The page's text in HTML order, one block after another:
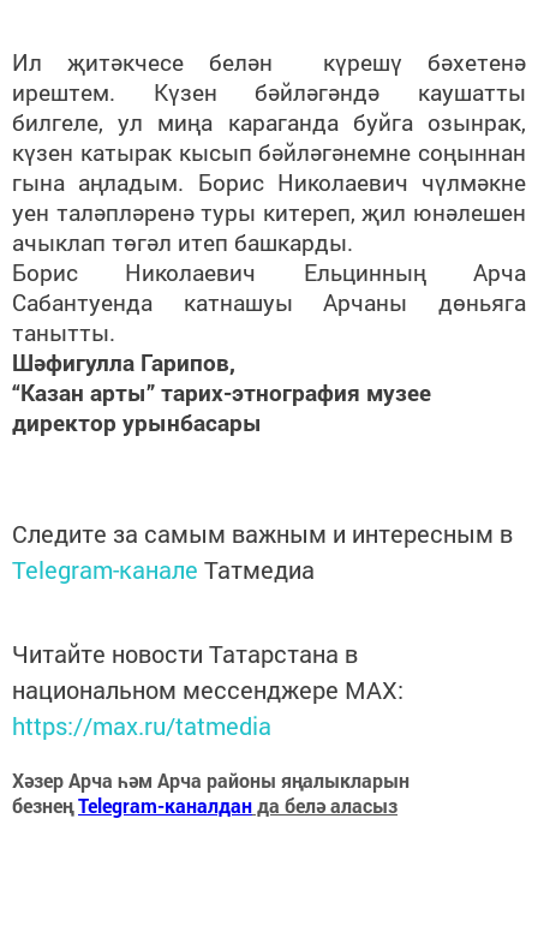
Ил җитәкчесе белән күрешү бәхетенә
ирештем. Күзен бәйләгәндә каушатты
билгеле, ул миңа караганда буйга озынрак,
күзен катырак кысып бәйләгәнемне соңыннан
гына аңладым. Борис Николаевич чүлмәкне
уен таләпләренә туры китереп, җил юнәлешен
ачыклап төгәл итеп башкарды.
Борис Николаевич Ельцинның Арча
Сабантуенда катнашуы Арчаны дөньяга
танытты.
Шәфигулла Гарипов,
“Казан арты” тарих-этнография музее
директор урынбасары
Следите за самым важным и интересным в
Telegram-канале Татмедиа
Читайте новости Татарстана в
национальном мессенджере MАХ:
https://max.ru/tatmedia
Хәзер Арча һәм Арча районы яңалыкларын
безнеңTelegram-каналданда белә аласыз